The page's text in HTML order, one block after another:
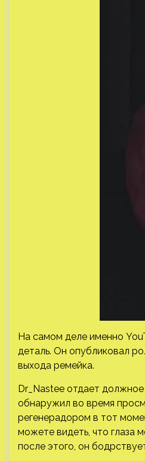
На самом деле именно
деталь. Он опубликовал
выхода ремейка.
Dr_Nastee отдает
обнаружил во время
регенерадором в тот
можете видеть, что глаза
после этого, он